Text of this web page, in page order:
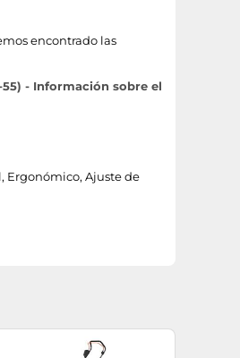
encontrado las
55) - Información sobre el
Ergonómico, Ajuste de